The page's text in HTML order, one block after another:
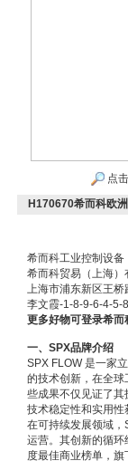
点
H170670希而科欧
希而科工业控制设
希而科贸易（上海）
上海市浦东新区王桥
李文霞-1-8-9-6-4-5-
更多好物可登录希而
一、 SPX品牌介绍
SPX FLOW是一家
的技术创新，在全
些成果不仅见证了
技术稳定性和实用
在可持续发展领域，
运营。其创新的循
度最佳商业榜单，旗